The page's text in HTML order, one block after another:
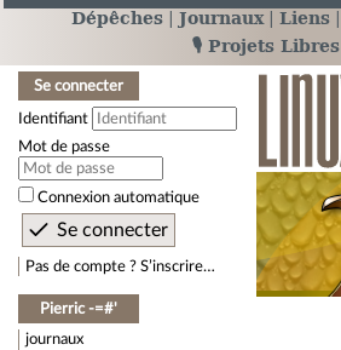
Dépêches Journaux Liens
🎙️ Projets Libres
Se connecter
Identifiant
Mot de passe
Connexion automatique
Pas de compte ? S’inscrire…
Pierric -=#'
journaux